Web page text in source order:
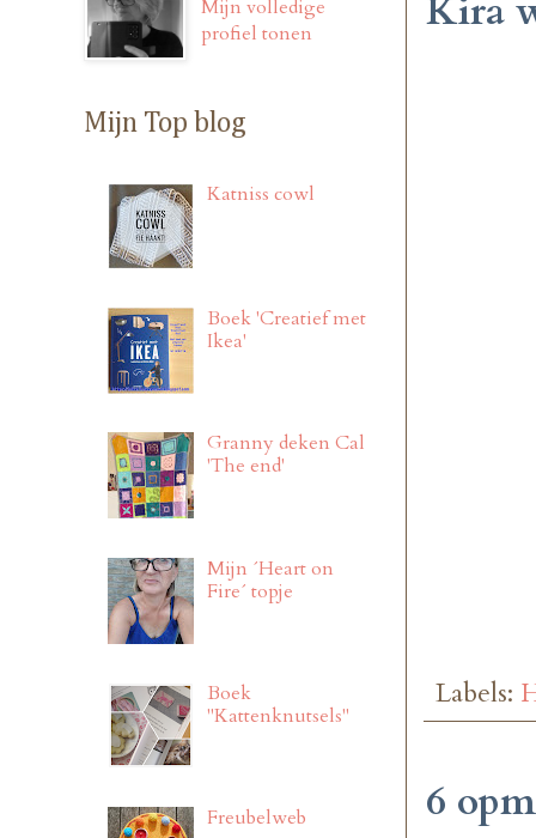
Kira
Labels:
6
Mijn volledige
profiel tonen
Mijn Top blog
Katniss cowl
Boek 'Creatief met
Ikea'
Granny deken Cal
'The end'
Mijn ´Heart on
Fire´ topje
Boek
"Kattenknutsels"
Freubelweb